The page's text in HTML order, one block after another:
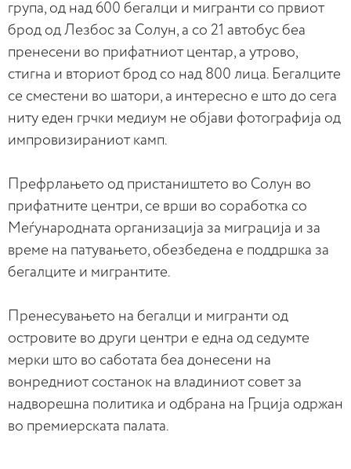
група, од над 600 бегалци и мигранти со првиот
брод од Лезбос за Солун, а со 21 автобус беа
пренесени во прифатниот центар, а утрово,
стигна и вториот брод со над 800 лица. Бегалците
се сместени во шатори, а интересно е што до сега
ниту еден грчки медиум не објави фотографија од
импровизираниот камп.
Префрлањето од пристаништето во Солун во
прифатните центри, се врши во соработка со
Меѓународната организација за миграција и за
време на патувањето, обезбедена е поддршка за
бегалците и мигрантите.
Пренесувањето на бегалци и мигранти од
островите во други центри е една од седумте
мерки што во саботата беа донесени на
вонредниот состанок на владиниот совет за
надворешна политика и одбрана на Грција одржан
во премиерската палата.